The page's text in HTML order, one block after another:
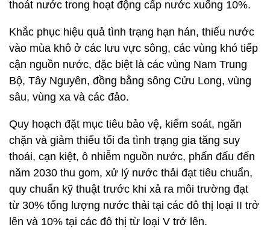
thoát nước trong hoạt động cấp nước xuống 10%.
Khắc phục hiệu quả tình trạng hạn hán, thiếu nước
vào mùa khô ở các lưu vực sông, các vùng khó tiếp
cận nguồn nước, đặc biệt là các vùng Nam Trung
Bộ, Tây Nguyên, đồng bằng sông Cửu Long, vùng
sâu, vùng xa và các đảo.
Quy hoạch đặt mục tiêu bảo vệ, kiểm soát, ngăn
chặn và giảm thiểu tối đa tình trạng gia tăng suy
thoái, cạn kiệt, ô nhiễm nguồn nước, phấn đấu đến
năm 2030 thu gom, xử lý nước thải đạt tiêu chuẩn,
quy chuẩn kỹ thuật trước khi xả ra môi trường đạt
từ 30% tổng lượng nước thải tại các đô thị loại II trở
lên và 10% tại các đô thị từ loại V trở lên.